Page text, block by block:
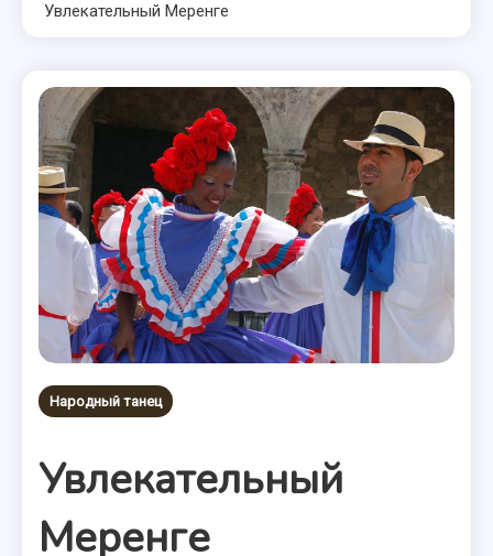
Увлекательный Меренге
Народный танец
Увлекательный
Меренге